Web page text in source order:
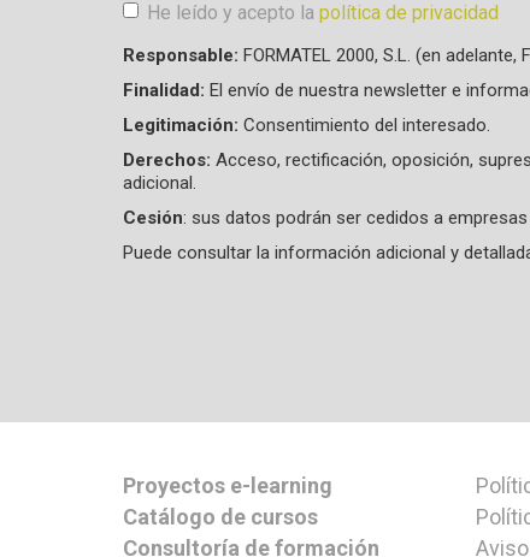
He leído y acepto la política de privacidad
Aceptación de condiciones
Responsable: FORMATEL 2000, S.L. (en adelante,
Finalidad: El envío de nuestra newsletter e
Legitimación: Consentimiento del interesado.
Derechos: Acceso, rectificación, oposición,
adicional.
Cesión: sus datos podrán ser cedidos a
Puede consultar la información adicional y
Proyectos e-learning
Catálogo de cursos
Consultoría de formación
Aviso